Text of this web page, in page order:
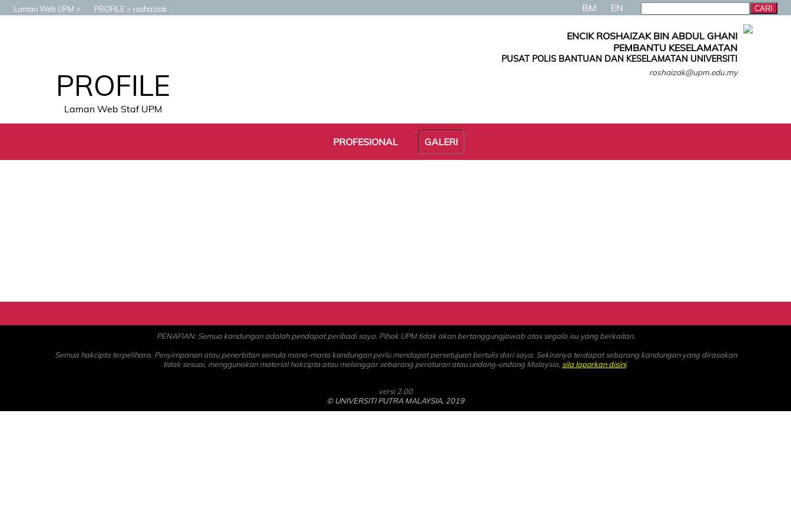
Laman Web UPM PROFILE roshaizak BM EN
PROFILE
Laman Web Staf UPM
ENCIK ROSHAIZAK BIN ABDUL GHANI
PEMBANTU KESELAMATAN
PUSAT POLIS BANTUAN DAN KESELAMATAN UNIVERSITI
roshaizak@upm.edu.my
PROFESIONAL GALERI
PENAFIAN: Semua kandungan adalah pendapat peribadi saya. Pihak UPM tidak akan bertanggungjawab atas segala isu yang berkaitan.
Semua hakcipta terpelihara. Penyimpanan atau penerbitan semula mana-mana kandungan perlu mendapat persetujuan bertulis dari saya. Sekiranya terdapat sebarang kandungan yang dirasakan
tidak sesuai, menggunakan material hakcipta atau melanggar sebarang peraturan atau undang-undang Malaysia, sila laporkan disini.
versi 2.00
© UNIVERSITI PUTRA MALAYSIA, 2019